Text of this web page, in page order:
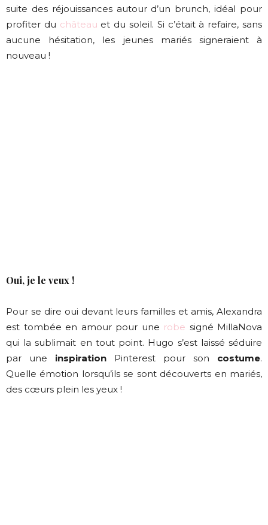
suite des réjouissances autour d’un brunch, idéal pour
profiter du château et du soleil. Si c’était à refaire, sans
aucune hésitation, les jeunes mariés signeraient à
nouveau !
Oui, je le veux !
Pour se dire oui devant leurs familles et amis, Alexandra
est tombée en amour pour une robe signé MillaNova
qui la sublimait en tout point. Hugo s’est laissé séduire
par une inspiration Pinterest pour son costume.
Quelle émotion lorsqu’ils se sont découverts en mariés,
des cœurs plein les yeux !